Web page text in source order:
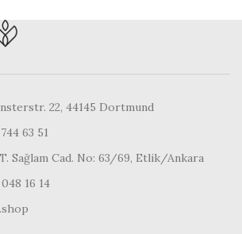
22, 44145 Dortmund
63 51
Sağlam Cad. No: 63/69, Etlik/Ankara
16 14